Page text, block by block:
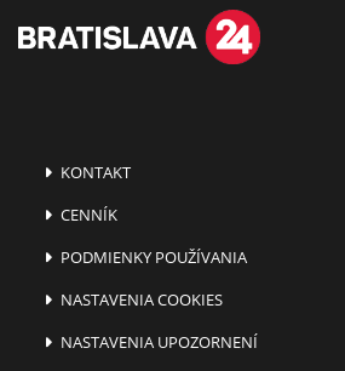
KONTAKT
CENNÍK
PODMIENKY POUŽÍVANIA
NASTAVENIA COOKIES
NASTAVENIA UPOZORNENÍ